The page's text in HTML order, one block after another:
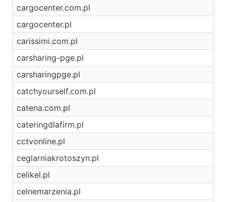
cargocenter.com.pl
cargocenter.pl
carissimi.com.pl
carsharing-pge.pl
carsharingpge.pl
catchyourself.com.pl
catena.com.pl
cateringdlafirm.pl
cctvonline.pl
ceglarniakrotoszyn.pl
celikel.pl
celnemarzenia.pl